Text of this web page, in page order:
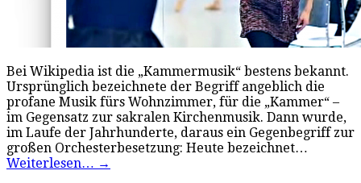
Bei Wikipedia ist die „Kammermusik“ bestens bekannt.
Ursprünglich bezeichnete der Begriff angeblich die
profane Musik fürs Wohnzimmer, für die „Kammer“ –
im Gegensatz zur sakralen Kirchenmusik. Dann wurde,
im Laufe der Jahrhunderte, daraus ein Gegenbegriff zur
großen Orchesterbesetzung: Heute bezeichnet…
Weiterlesen… →